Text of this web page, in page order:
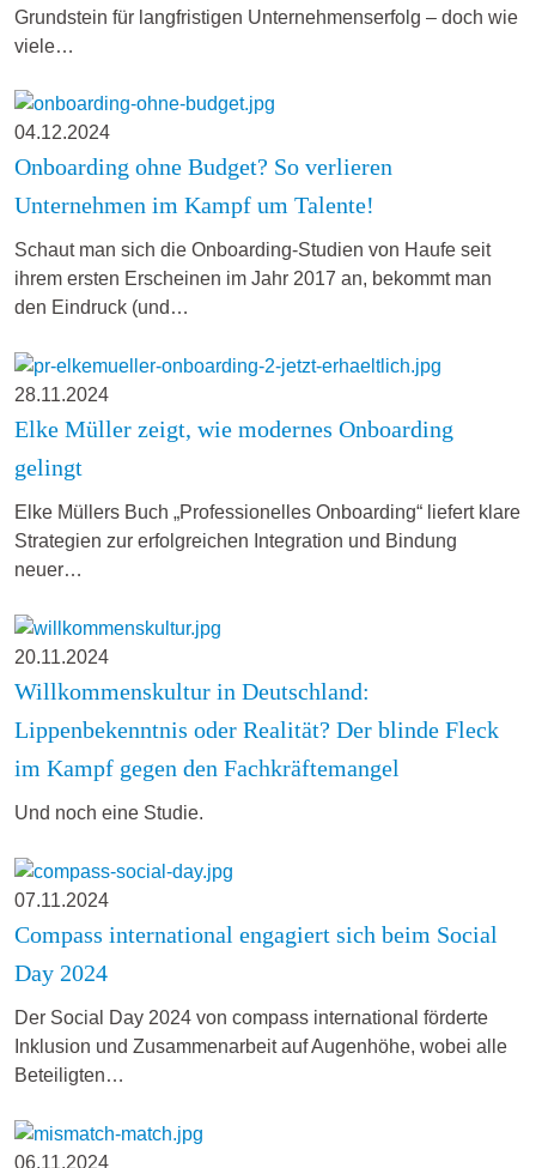
Grundstein für langfristigen Unternehmenserfolg – doch wie
viele…
04.12.2024
Onboarding ohne Budget? So verlieren
Unternehmen im Kampf um Talente!
Schaut man sich die Onboarding-Studien von Haufe seit
ihrem ersten Erscheinen im Jahr 2017 an, bekommt man
den Eindruck (und…
28.11.2024
Elke Müller zeigt, wie modernes Onboarding
gelingt
Elke Müllers Buch „Professionelles Onboarding“ liefert klare
Strategien zur erfolgreichen Integration und Bindung
neuer…
20.11.2024
Willkommenskultur in Deutschland:
Lippenbekenntnis oder Realität? Der blinde Fleck
im Kampf gegen den Fachkräftemangel
Und noch eine Studie.
07.11.2024
Compass international engagiert sich beim Social
Day 2024
Der Social Day 2024 von compass international förderte
Inklusion und Zusammenarbeit auf Augenhöhe, wobei alle
Beteiligten…
06.11.2024